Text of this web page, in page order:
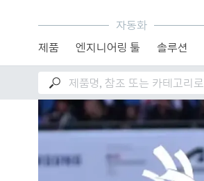
자동화
제품
엔지니어링 툴 솔루션